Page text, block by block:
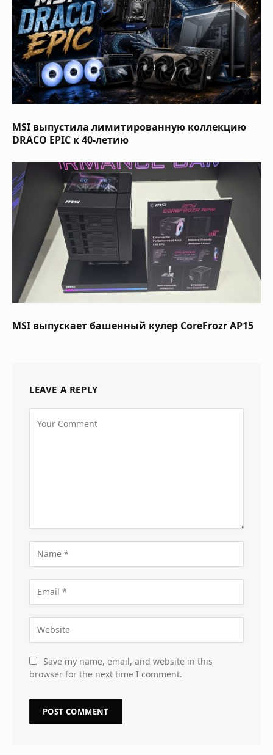
MSI выпустила лимитированную коллекцию
DRACO EPIC к 40-летию
MSI выпускает башенный кулер CoreFrozr AP15
LEAVE A REPLY
Save my name, email, and website in this
browser for the next time I comment.